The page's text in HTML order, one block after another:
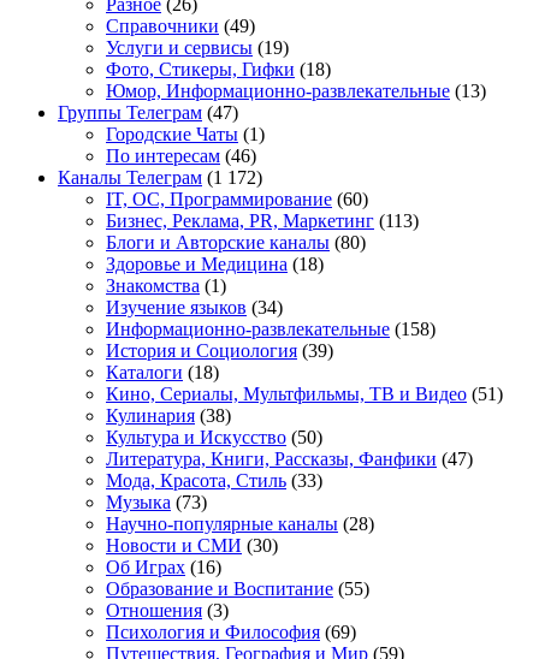
Разное (26)
Справочники (49)
Услуги и сервисы (19)
Фото, Стикеры, Гифки (18)
Юмор, Информационно-развлекательные (13)
Группы Телеграм (47)
Городские Чаты (1)
По интересам (46)
Каналы Телеграм (1 172)
IT, ОС, Программирование (60)
Бизнес, Реклама, PR, Маркетинг (113)
Блоги и Авторские каналы (80)
Здоровье и Медицина (18)
Знакомства (1)
Изучение языков (34)
Информационно-развлекательные (158)
История и Социология (39)
Каталоги (18)
Кино, Сериалы, Мультфильмы, ТВ и Видео (51)
Кулинария (38)
Культура и Искусство (50)
Литература, Книги, Рассказы, Фанфики (47)
Мода, Красота, Стиль (33)
Музыка (73)
Научно-популярные каналы (28)
Новости и СМИ (30)
Об Играх (16)
Образование и Воспитание (55)
Отношения (3)
Психология и Философия (69)
Путешествия, География и Мир (59)